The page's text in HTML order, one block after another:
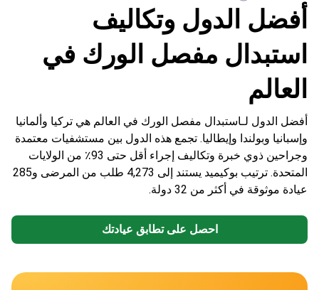
أفضل الدول وتكاليف
استبدال مفصل الورك في
العالم
أفضل الدول لـاستبدال مفصل الورك في العالم هي تركيا وألمانيا
وإسبانيا وبولندا وإيطاليا. تجمع هذه الدول بين مستشفيات معتمدة
وجراحين ذوي خبرة وتكاليف إجراء أقل حتى 93٪ من الولايات
المتحدة. ترتيب بوكيميد يستند إلى 4,273 طلب من المرضى و285
عيادة موثوقة في أكثر من 32 دولة.
احصل على تطابق عيادتك